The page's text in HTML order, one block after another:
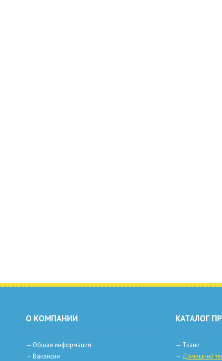
О КОМПАНИИ
— Общая информация
— Вакансии
КАТАЛОГ
— Ткани
— Домашний